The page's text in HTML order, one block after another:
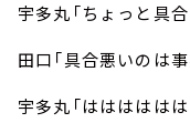
宇多丸「ちょっと具
田口「具合悪いのは事
宇多丸「はははははは